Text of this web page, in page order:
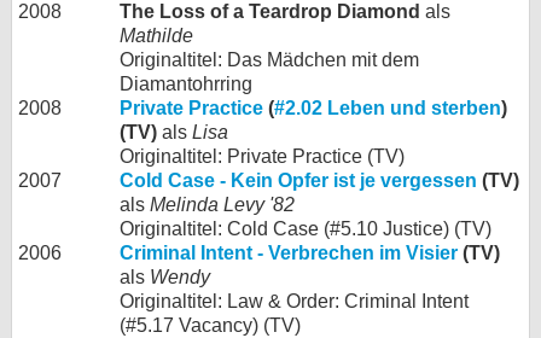
2008
The Loss of a Teardrop Diamond als
Mathilde
Originaltitel: Das Mädchen mit dem
Diamantohrring
2008
Private Practice (#2.02 Leben und sterben)
(TV) als Lisa
Originaltitel: Private Practice (TV)
2007
Cold Case - Kein Opfer ist je vergessen (TV)
als Melinda Levy '82
Originaltitel: Cold Case (#5.10 Justice) (TV)
2006
Criminal Intent - Verbrechen im Visier (TV)
als Wendy
Originaltitel: Law & Order: Criminal Intent
(#5.17 Vacancy) (TV)